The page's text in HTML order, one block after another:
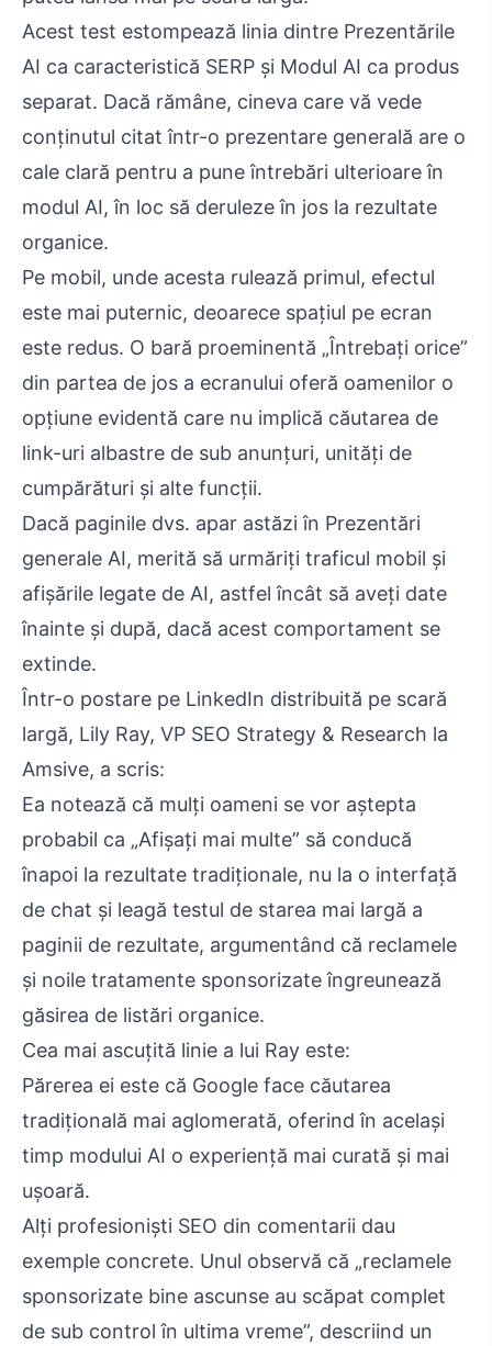
Acest test estompează linia dintre Prezentările
AI ca caracteristică SERP și Modul AI ca produs
separat. Dacă rămâne, cineva care vă vede
conținutul citat într-o prezentare generală are o
cale clară pentru a pune întrebări ulterioare în
modul AI, în loc să deruleze în jos la rezultate
organice.
Pe mobil, unde acesta rulează primul, efectul
este mai puternic, deoarece spațiul pe ecran
este redus. O bară proeminentă „Întrebați orice”
din partea de jos a ecranului oferă oamenilor o
opțiune evidentă care nu implică căutarea de
link-uri albastre de sub anunțuri, unități de
cumpărături și alte funcții.
Dacă paginile dvs. apar astăzi în Prezentări
generale AI, merită să urmăriți traficul mobil și
afișările legate de AI, astfel încât să aveți date
înainte și după, dacă acest comportament se
extinde.
Într-o postare pe LinkedIn distribuită pe scară
largă, Lily Ray, VP SEO Strategy & Research la
Amsive, a scris:
Ea notează că mulți oameni se vor aștepta
probabil ca „Afișați mai multe” să conducă
înapoi la rezultate tradiționale, nu la o interfață
de chat și leagă testul de starea mai largă a
paginii de rezultate, argumentând că reclamele
și noile tratamente sponsorizate îngreunează
găsirea de listări organice.
Cea mai ascuțită linie a lui Ray este:
Părerea ei este că Google face căutarea
tradițională mai aglomerată, oferind în același
timp modului AI o experiență mai curată și mai
ușoară.
Alți profesioniști SEO din comentarii dau
exemple concrete. Unul observă că „reclamele
sponsorizate bine ascunse au scăpat complet
de sub control în ultima vreme”, descriind un